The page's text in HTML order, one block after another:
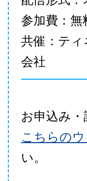
参加費：無
共催：テ
会社
お申込み・
こちらの
い。